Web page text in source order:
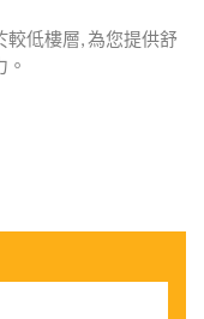
低樓層, 為您提供舒